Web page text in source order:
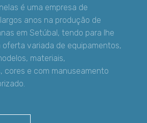
é uma empresa de
anos na produção de
em Setúbal, tendo para lhe
oferta variada de equipamentos,
materiais,
cores e com manuseamento